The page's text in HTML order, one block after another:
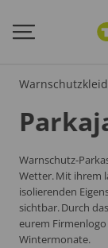
Warnschutz-
Wetter. Mit ihrem
isolierenden
sichtbar. Durch
eurem
Wintermonate.